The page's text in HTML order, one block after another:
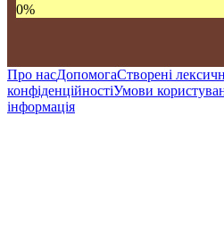
0%
Про насДопомогаСтворені
конфіденційностіУмови
інформація